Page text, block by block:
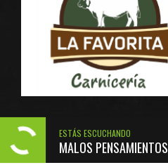
ESTÁS ESCUCHANDO
MALOS PENSAMIENTOS